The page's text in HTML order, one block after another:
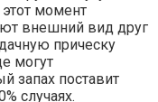
момент
внешний вид друг
прическу
могут
запах поставит
случаях.